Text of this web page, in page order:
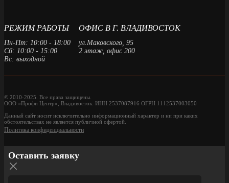
РЕЖИМ РАБОТЫ
Пн-Пт: 10:00 - 18:00
Сб: 10:00 - 15:00
Вс: выходной
ОФИС В Г. ВЛАДИВОСТОК
ул.Маковского, 95
2 этаж, офис 200
© 2010-2025. Все права защищены.
ООО «Профи Центр», Владивосток. ИНН 2537087916 ОГРН 1112537003050
Данный сайт носит исключительно информационный характер и ни при каких
обстоятельствах не является публичной офертой.
Политика конфиденциальности
Оставить заявку